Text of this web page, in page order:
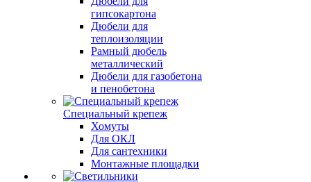
гипсокартона
Дюбели для
теплоизоляции
Рамный дюбель
металлический
Дюбели для газобетона
и пенобетона
Специальный крепеж
Хомуты
Для ОКЛ
Для сантехники
Монтажные площадки